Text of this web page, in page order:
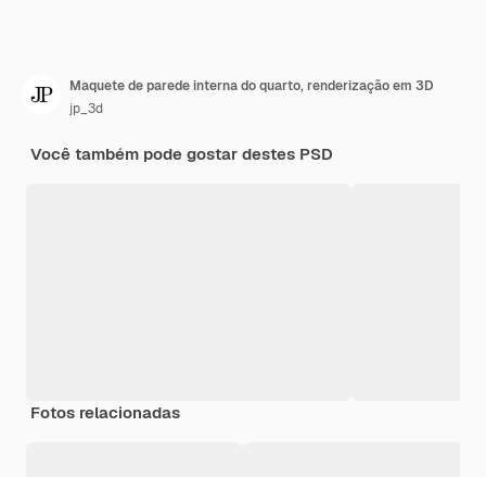
Maquete de parede interna do quarto, renderização em 3D
jp_3d
Você também pode gostar destes PSD
Fotos relacionadas